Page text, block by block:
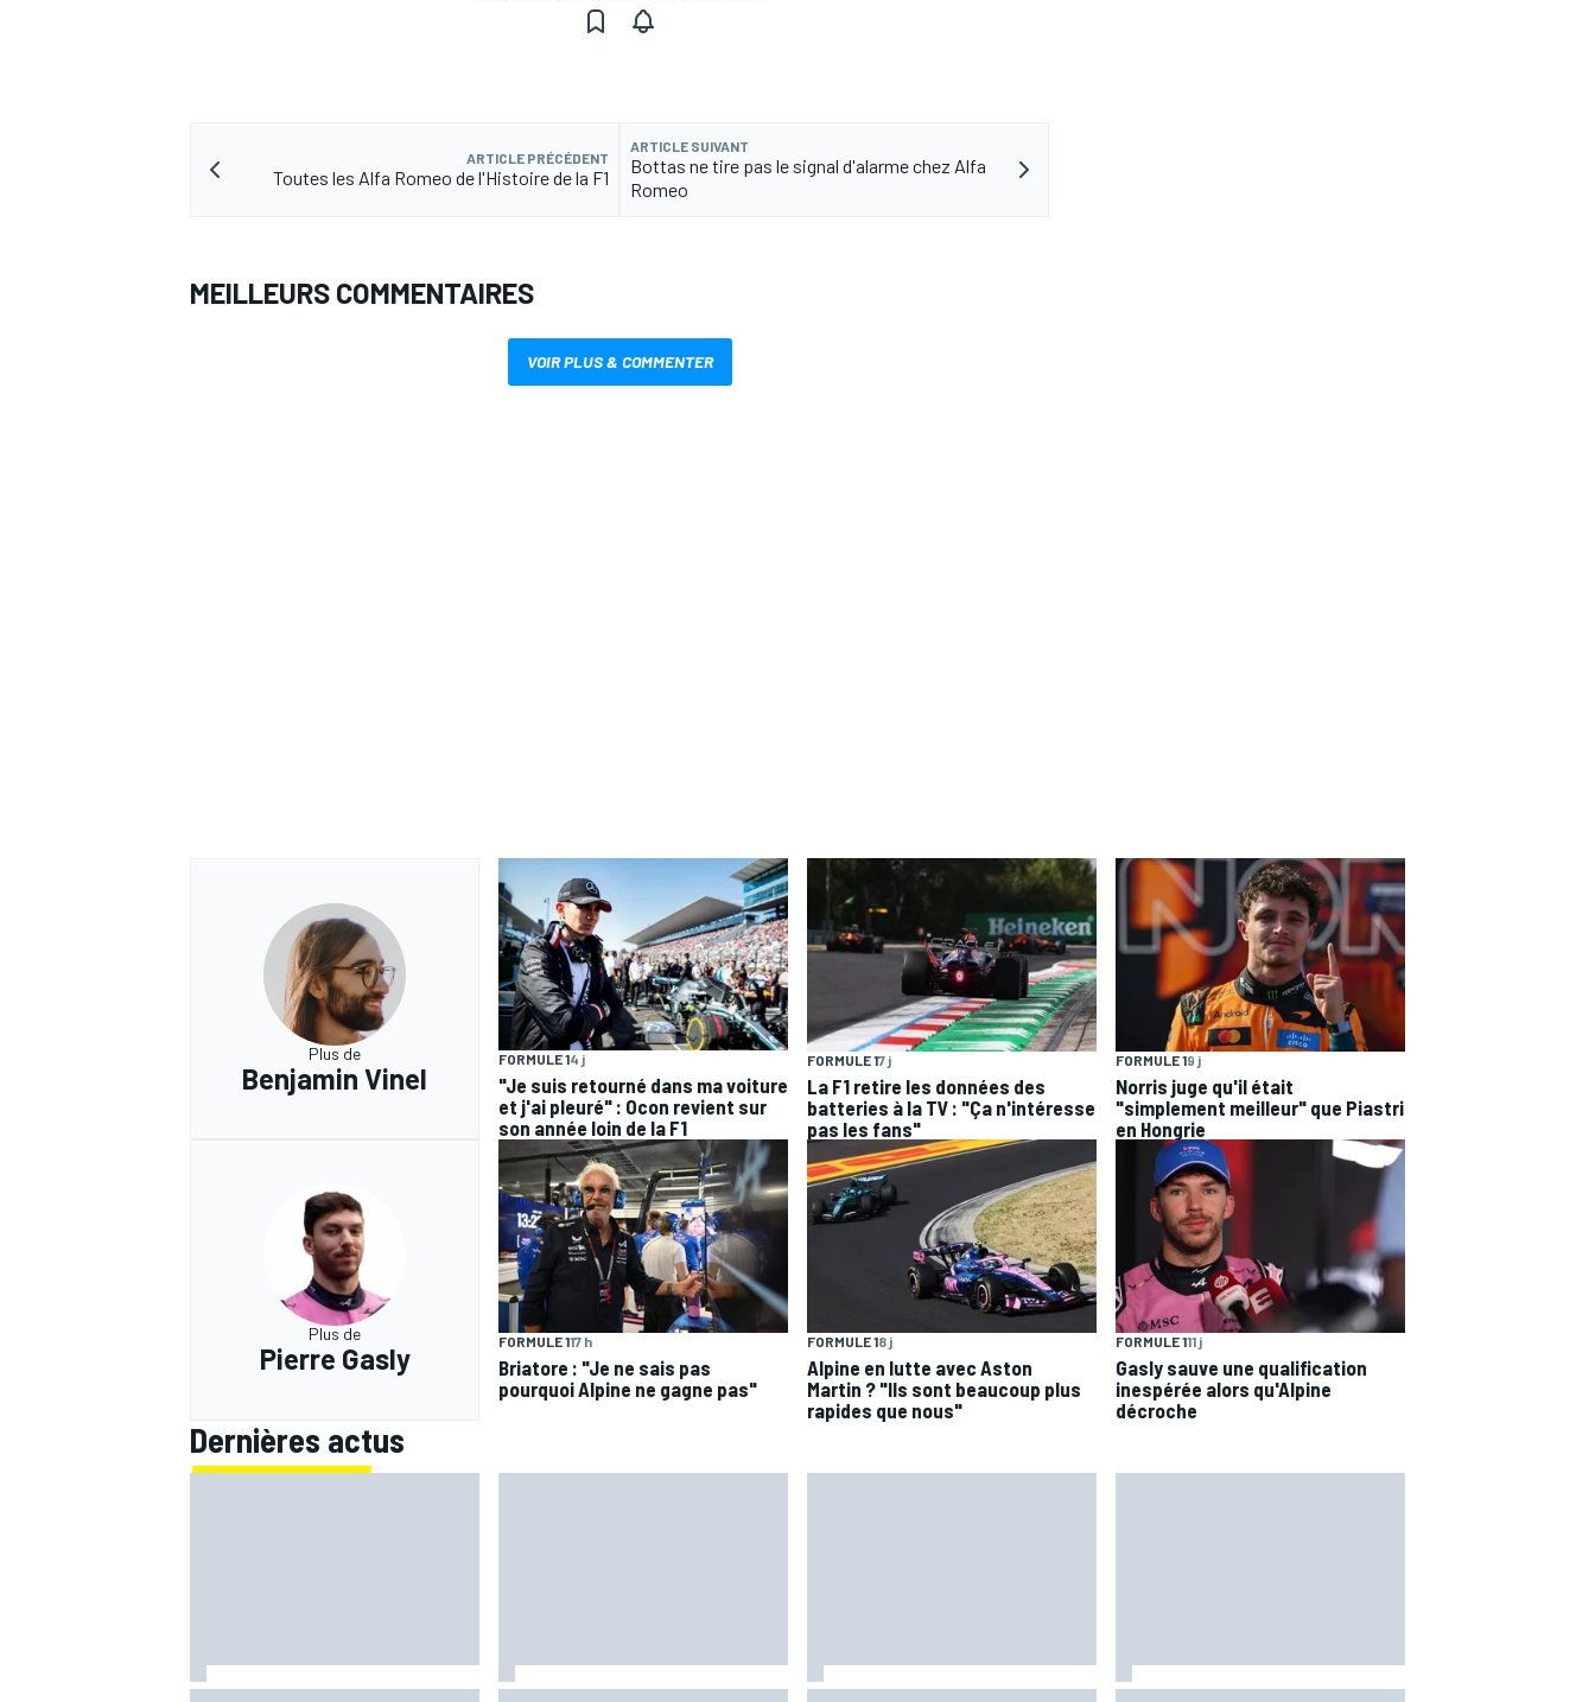
ARTICLE PRÉCÉDENT
Toutes les Alfa Romeo de l'Histoire de la F1
ARTICLE SUIVANT
Bottas ne tire pas le signal d'alarme chez Alfa
Romeo
MEILLEURS COMMENTAIRES
VOIR PLUS & COMMENTER
Plus de
Benjamin Vinel
FORMULE 14 j
"Je suis retourné dans ma voiture
et j'ai pleuré" : Ocon revient sur
son année loin de la F1
FORMULE 17 j
La F1 retire les données des
batteries à la TV : "Ça n'intéresse
pas les fans"
FORMULE 19 j
Norris juge qu'il était
"simplement meilleur" que Piastri
en Hongrie
Plus de
Pierre Gasly
FORMULE 117 h
Briatore : "Je ne sais pas
pourquoi Alpine ne gagne pas"
FORMULE 18 j
Alpine en lutte avec Aston
Martin ? "Ils sont beaucoup plus
rapides que nous"
FORMULE 111 j
Gasly sauve une qualification
inespérée alors qu'Alpine
décroche
Dernières actus